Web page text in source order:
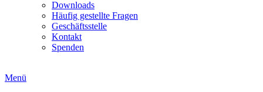
Downloads
Häufig gestellte Fragen
Geschäftsstelle
Kontakt
Spenden
Menü